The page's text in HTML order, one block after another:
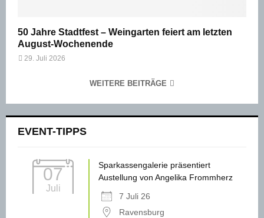
50 Jahre Stadtfest – Weingarten feiert am letzten
August-Wochenende
29. Juli 2026
WEITERE BEITRÄGE
EVENT-TIPPS
07
Juli
Sparkassengalerie präsentiert
Austellung von Angelika Frommherz
7 Juli 26
Ravensburg